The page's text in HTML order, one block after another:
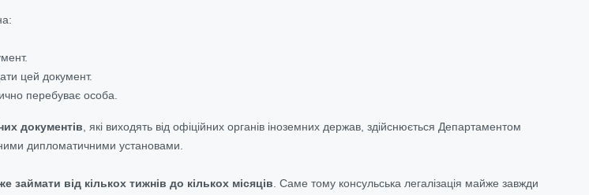
цей документ.
перебуває особа.
документів , які виходять від офіційних органів іноземних держав, здійснюється Департаментом
дипломатичними установами.
займати від кількох тижнів до кількох місяців . Саме тому консульська легалізація майже завжди